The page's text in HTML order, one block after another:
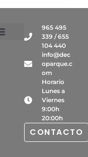
965 495
339 / 655
104 440
info@dec
oparque.c
om
Horario
Lunes a
Viernes
9:00h
20:00h
CONTACTO